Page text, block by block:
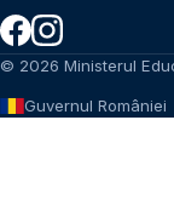
© 2026 Ministerul
Guvernul României